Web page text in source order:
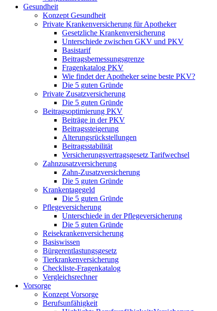
Gesundheit
Konzept Gesundheit
Private Krankenversicherung für Apotheker
Gesetzliche Krankenversicherung
Unterschiede zwischen GKV und PKV
Basistarif
Beitragsbemessungsgrenze
Fragenkatalog PKV
Wie findet der Apotheker seine beste PKV?
Die 5 guten Gründe
Private Zusatzversicherung
Die 5 guten Gründe
Beitragsoptimierung PKV
Beiträge in der PKV
Beitragssteigerung
Alterungsrückstellungen
Beitragsstabilität
Versicherungsvertragsgesetz Tarifwechsel
Zahnzusatzversicherung
Zahn-Zusatzversicherung
Die 5 guten Gründe
Krankentagegeld
Die 5 guten Gründe
Pflegeversicherung
Unterschiede in der Pflegeversicherung
Die 5 guten Gründe
Reisekrankenversicherung
Basiswissen
Bürgerentlastungsgesetz
Tierkrankenversicherung
Checkliste-Fragenkatalog
Vergleichsrechner
Vorsorge
Konzept Vorsorge
Berufsunfähigkeit